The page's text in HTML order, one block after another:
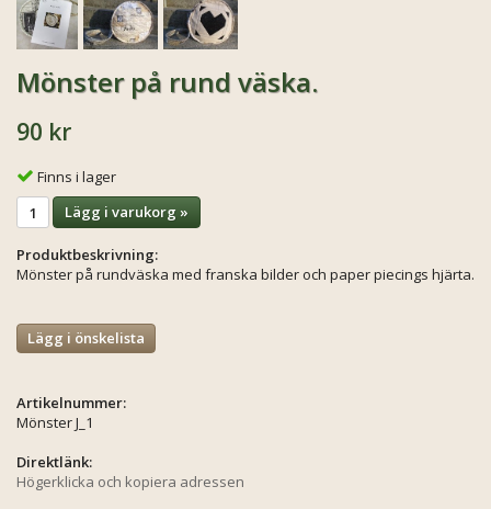
Mönster på rund väska.
90 kr
Finns i lager
Lägg i varukorg »
Produktbeskrivning:
Mönster på rundväska med franska bilder och paper piecings hjärta.
Lägg i önskelista
Artikelnummer:
Mönster J_1
Direktlänk:
Högerklicka och kopiera adressen